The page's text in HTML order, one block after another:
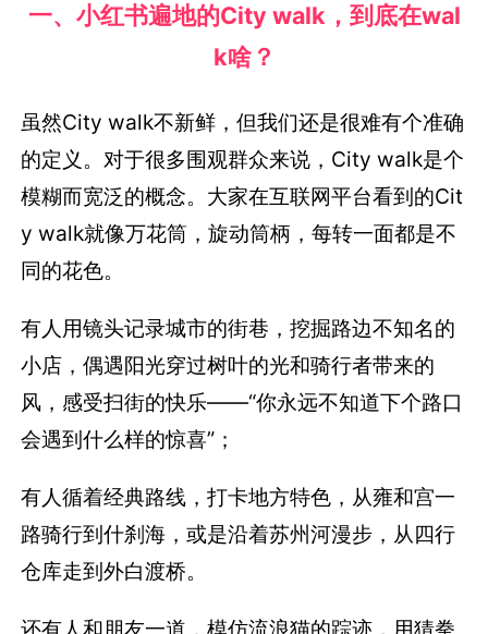
一、小红书遍地的City walk，到底在wal
k啥？
虽然City walk不新鲜，但我们还是很难有个准确
的定义。对于很多围观群众来说，City walk是个
模糊而宽泛的概念。大家在互联网平台看到的Cit
y walk就像万花筒，旋动筒柄，每转一面都是不
同的花色。
有人用镜头记录城市的街巷，挖掘路边不知名的
小店，偶遇阳光穿过树叶的光和骑行者带来的
风，感受扫街的快乐——“你永远不知道下个路口
会遇到什么样的惊喜”；
有人循着经典路线，打卡地方特色，从雍和宫一
路骑行到什刹海，或是沿着苏州河漫步，从四行
仓库走到外白渡桥。